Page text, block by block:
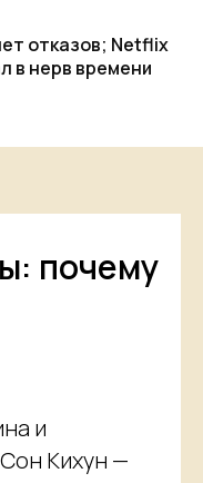
отказов; Netflix
в нерв времени
почему
и
Кихун —